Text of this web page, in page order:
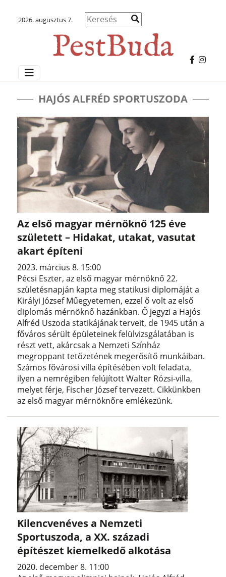
2026. augusztus 7.
HAJÓS ALFRÉD SPORTUSZODA
Az első magyar mérnöknő 125 éve
született – Hidakat, utakat, vasutat
akart építeni
2023. március 8. 15:00
Pécsi Eszter, az első magyar mérnöknő 22.
születésnapján kapta meg statikusi diplomáját a
Királyi József Műegyetemen, ezzel ő volt az első
diplomás mérnöknő hazánkban. Ő jegyzi a Hajós
Alfréd Uszoda statikájának terveit, de 1945 után a
főváros sérült épületeinek felülvizsgálatában is
részt vett, akárcsak a Nemzeti Színház
megroppant tetőzetének megerősítő munkáiban.
Számos fővárosi villa építésében volt feladata,
ilyen a nemrégiben felújított Walter Rózsi-villa,
melyet férje, Fischer József tervezett. Cikkünkben
az első magyar mérnöknőre emlékezünk.
Kilencvenéves a Nemzeti
Sportuszoda, a XX. századi
építészet kiemelkedő alkotása
2020. december 8. 11:00